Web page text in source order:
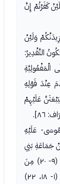
كَفَرْتُمْ إِنَّ
وَلَئِنْ
التَّقْدِيرُ:
الْمَفْعُولِيَّةِ
عِنْدَ قَوْلِهِ
رَبُّكَ لَيَبْعَثَنَّ عَلَيْهِمْ
٨٦].
عَلَيْهِ
جَمَاعَةِ بَنِي
إِسْرَائِيلَ. وَلَعَلَّ هَذَا الْكَلَامَ هُوَ الَّذِي فِي الْفِقْرَاتِ (٩- ٢٠) مِنَ
، وَالْفِقْرَاتِ (١- ١٨، ٢٢)